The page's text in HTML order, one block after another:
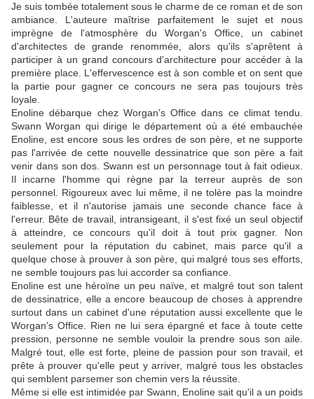
Je suis tombée totalement sous le charme de ce roman et de son
ambiance. L'auteure maîtrise parfaitement le sujet et nous
imprègne de l'atmosphère du Worgan's Office, un cabinet
d'architectes de grande renommée, alors qu'ils s'aprêtent à
participer à un grand concours d'architecture pour accéder à la
première place. L'effervescence est à son comble et on sent que
la partie pour gagner ce concours ne sera pas toujours très
loyale.
Enoline débarque chez Worgan's Office dans ce climat tendu.
Swann Worgan qui dirige le département où a été embauchée
Enoline, est encore sous les ordres de son père, et ne supporte
pas l'arrivée de cette nouvelle dessinatrice que son père a fait
venir dans son dos. Swann est un personnage tout à fait odieux.
Il incarne l'homme qui règne par la terreur auprès de son
personnel. Rigoureux avec lui même, il ne tolère pas la moindre
faiblesse, et il n'autorise jamais une seconde chance face à
l'erreur. Bête de travail, intransigeant, il s'est fixé un seul objectif
à atteindre, ce concours qu'il doit à tout prix gagner. Non
seulement pour la réputation du cabinet, mais parce qu'il a
quelque chose à prouver à son père, qui malgré tous ses efforts,
ne semble toujours pas lui accorder sa confiance.
Enoline est une héroïne un peu naïve, et malgré tout son talent
de dessinatrice, elle a encore beaucoup de choses à apprendre
surtout dans un cabinet d'une réputation aussi excellente que le
Worgan's Office. Rien ne lui sera épargné et face à toute cette
pression, personne ne semble vouloir la prendre sous son aile.
Malgré tout, elle est forte, pleine de passion pour son travail, et
prête à prouver qu'elle peut y arriver, malgré tous les obstacles
qui semblent parsemer son chemin vers la réussite.
Même si elle est intimidée par Swann, Enoline sait qu'il a un poids